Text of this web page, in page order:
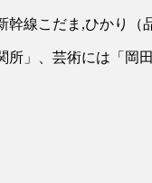
線こだま,ひかり
」、芸術には「